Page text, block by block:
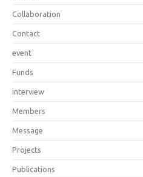
Collaboration
Contact
event
Funds
interview
Members
Message
Projects
Publications